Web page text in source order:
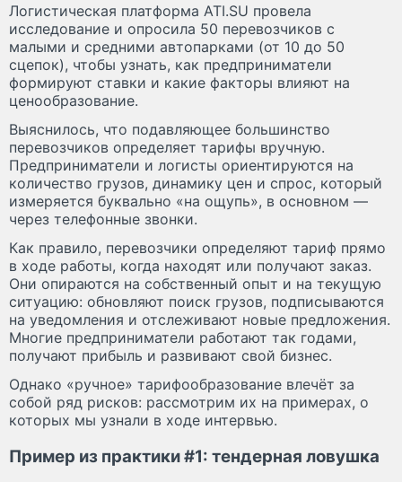
Логистическая платформа ATI.SU провела
исследование и опросила 50 перевозчиков с
малыми и средними автопарками (от 10 до 50
сцепок), чтобы узнать, как предприниматели
формируют ставки и какие факторы влияют на
ценообразование.
Выяснилось, что подавляющее большинство
перевозчиков определяет тарифы вручную.
Предприниматели и логисты ориентируются на
количество грузов, динамику цен и спрос, который
измеряется буквально «на ощупь», в основном —
через телефонные звонки.
Как правило, перевозчики определяют тариф прямо
в ходе работы, когда находят или получают заказ.
Они опираются на собственный опыт и на текущую
ситуацию: обновляют поиск грузов, подписываются
на уведомления и отслеживают новые предложения.
Многие предприниматели работают так годами,
получают прибыль и развивают свой бизнес.
Однако «ручное» тарифообразование влечёт за
собой ряд рисков: рассмотрим их на примерах, о
которых мы узнали в ходе интервью.
Пример из практики #1: тендерная ловушка